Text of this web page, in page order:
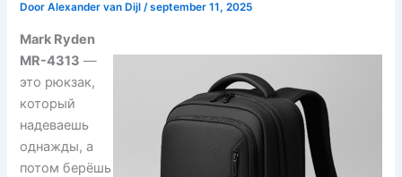
DoorAlexander van Dijl/september 11, 2025
Mark Ryden
MR-4313 —
это рюкзак,
который
надеваешь
однажды, а
потом берёшь